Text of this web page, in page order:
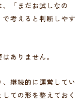
「まだお試しなの
考えると判断しやす
ありません。
継続的に運営してい
ての形を整えておく